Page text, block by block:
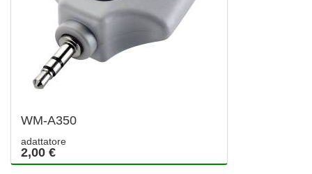
WM-A350
adattatore
2,00 €